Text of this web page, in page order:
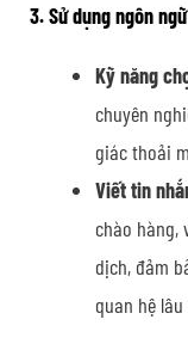
3. Sử dụng ngôn
Kỹ năng
chuyên
giác thoải
Viết tin
chào hàng,
dịch, đảm
quan hệ